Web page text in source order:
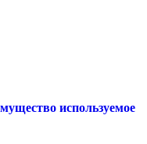
используемое